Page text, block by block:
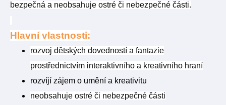
bezpečná a neobsahuje ostré či nebezpečné části.
Hlavní vlastnosti:
rozvoj dětských dovedností a fantazie
prostřednictvím interaktivního a kreativního hraní
rozvíjí zájem o umění a kreativitu
neobsahuje ostré či nebezpečné části